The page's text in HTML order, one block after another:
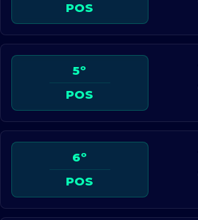
POS
5º
POS
6º
POS